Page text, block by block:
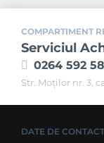
COMPARTIMENT
Serviciul
0264 592
Str. Moţilor nr. 3,
DATE DE CONTACT